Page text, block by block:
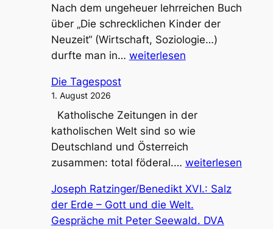
Nach dem ungeheuer lehrreichen Buch
über „Die schrecklichen Kinder der
Neuzeit“ (Wirtschaft, Soziologie…)
durfte man in… Peter
zum
Sprechen
bringen.
Suhrkamp
weiterlesen
Die Tagespost
1. August 2026
Katholische Zeitungen in der
katholischen Welt sind so wie
Deutschland und Österreich
zusammen: total föderal.… Die
weiterlesen
Joseph Ratzinger/Benedikt XVI.: Salz
der Erde – Gott und die Welt.
Gespräche mit Peter Seewald. DVA